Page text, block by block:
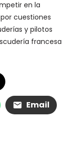
en la
cuestiones
y pilotos
francesa
Email